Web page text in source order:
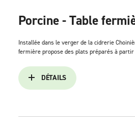
Porcine - Table
Installée dans le verger de la cidrerie
fermière propose des plats préparés à
DÉTAILS